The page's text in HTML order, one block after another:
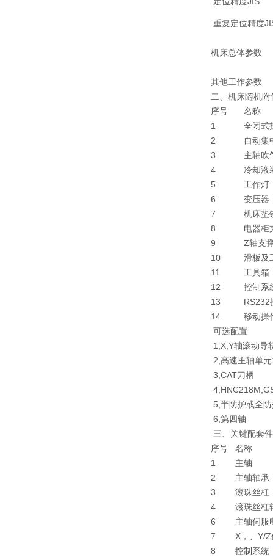
重复定位精度
机床总体参数
其他工作参数
二、机床随机
序号
名称
1
全闭式
2
自动集
3
主轴吹
4
冷却液
5
工作灯
6
变压器
7
机床垫
8
电器柜
9
Z轴支
10
滑板及
11
工具箱
12
控制系
13
RS232
14
移动操
可选配置
1,X,Y轴滚动导
2,高速主轴单
3,CAT刀柄
5,半防护或全
6,第四轴
三、关键配套
序号
名称
1
主轴
2
主轴轴承
3
滚珠丝杠
4
滚珠丝杠
6
主轴伺服
7
X，、Y/
8
控制系统